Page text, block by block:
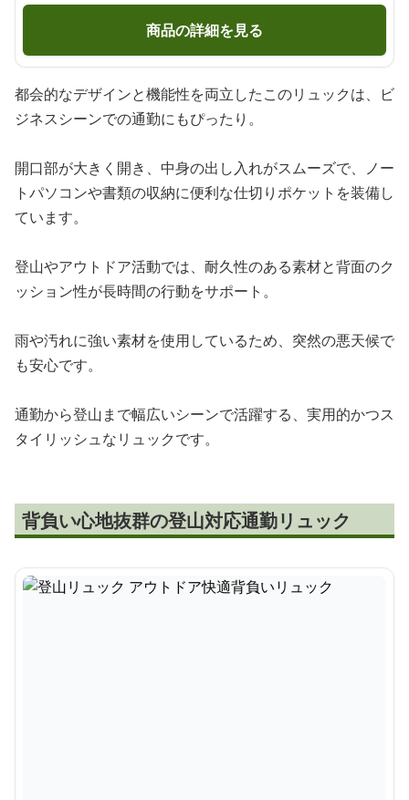
商品の詳細を見る
都会的なデザインと機能性を両立したこのリュックは、ビ
ジネスシーンでの通勤にもぴったり。
開口部が大きく開き、中身の出し入れがスムーズで、ノー
トパソコンや書類の収納に便利な仕切りポケットを装備し
ています。
登山やアウトドア活動では、耐久性のある素材と背面のク
ッション性が長時間の行動をサポート。
雨や汚れに強い素材を使用しているため、突然の悪天候で
も安心です。
通勤から登山まで幅広いシーンで活躍する、実用的かつス
タイリッシュなリュックです。
背負い心地抜群の登山対応通勤リュック